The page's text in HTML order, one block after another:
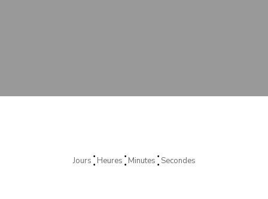
Jours ⁚ Heures ⁚ Minutes ⁚ Secondes